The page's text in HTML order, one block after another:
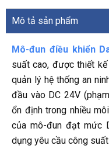
Mô tả sản phẩm
Mô-đun điều khiển
suất cao, được thiết
quản lý hệ thống an
đầu vào DC 24V
ổn định trong nhiều
của mô-đun đạt mức
dụng yêu cầu công